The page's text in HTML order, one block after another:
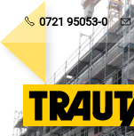
0721 95053-0